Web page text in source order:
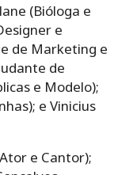
(Bióloga e
e
de Marketing e
de
e Modelo);
e Vinicius
e Cantor);